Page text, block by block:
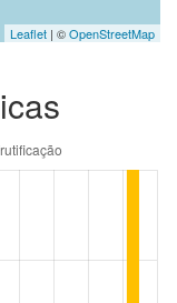
Leaflet | ©OpenStreetMap